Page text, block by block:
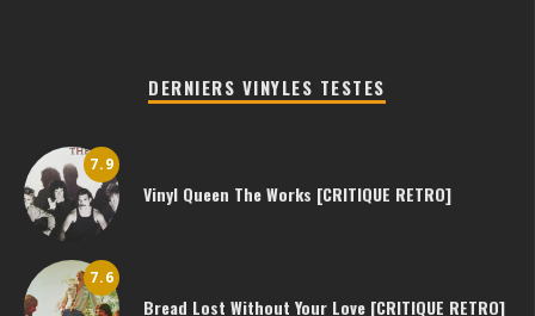
DERNIERS VINYLES TESTES
7.9
Vinyl Queen The Works [CRITIQUE RETRO]
7.6
Bread Lost Without Your Love [CRITIQUE RETRO]